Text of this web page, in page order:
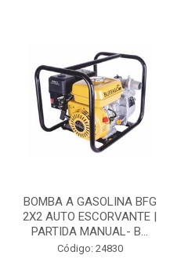
BOMBA A GASOLINA BFG
2X2 AUTO ESCORVANTE |
PARTIDA MANUAL- B...
Código: 24830